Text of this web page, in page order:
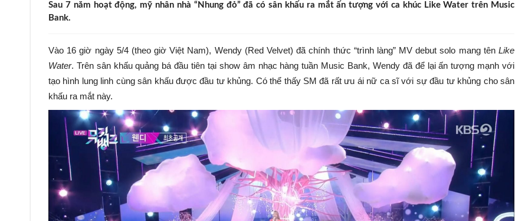
Sau 7 năm hoạt động, mỹ nhân nhà “Nhung đỏ” đã có sân khấu ra mắt ấn tượng với ca khúc Like Water trên Music
Bank.
Vào 16 giờ ngày 5/4 (theo giờ Việt Nam), Wendy (Red Velvet) đã chính thức “trình làng” MV debut solo mang tên Like
Water. Trên sân khấu quảng bá đầu tiên tại show âm nhạc hàng tuần Music Bank, Wendy đã để lại ấn tượng mạnh với
tạo hình lung linh cùng sân khấu được đầu tư khủng. Có thể thấy SM đã rất ưu ái nữ ca sĩ với sự đầu tư khủng cho sân
khấu ra mắt này.